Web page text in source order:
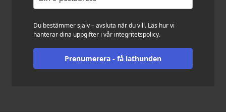
Du bestämmer själv – avsluta när du vill. Läs hur vi
hanterar dina uppgifter i vår integritetspolicy.
Prenumerera - få lathunden